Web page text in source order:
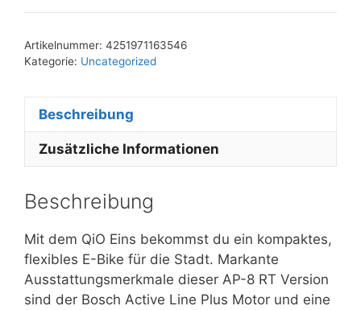
Artikelnummer: 4251971163546
Kategorie: Uncategorized
Beschreibung
Zusätzliche Informationen
Beschreibung
Mit dem QiO Eins bekommst du ein kompaktes,
flexibles E-Bike für die Stadt. Markante
Ausstattungsmerkmale dieser AP-8 RT Version
sind der Bosch Active Line Plus Motor und eine